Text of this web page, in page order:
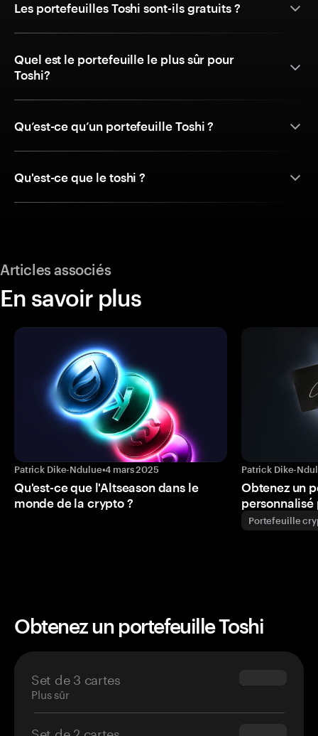
Les portefeuilles Toshi sont-ils gratuits ?
Quel est le portefeuille le plus sûr pour
Toshi?
Qu’est-ce qu’un portefeuille Toshi ?
Qu'est-ce que le toshi ?
Articles associés
En savoir plus
Patrick Dike-Ndulue•4 mars 2025
Qu'est-ce que l'Altseason dans le
monde de la crypto ?
Patrick Dike-
Obtenez un
personnalisé
Portefeuille
Obtenez un portefeuille Toshi
Set de 3 cartes
Plus sûr
$69.90
Set de 2 cartes